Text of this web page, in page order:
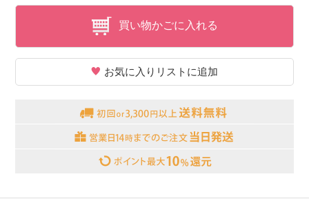
買い物かごに入れる
お気に入りリストに追加